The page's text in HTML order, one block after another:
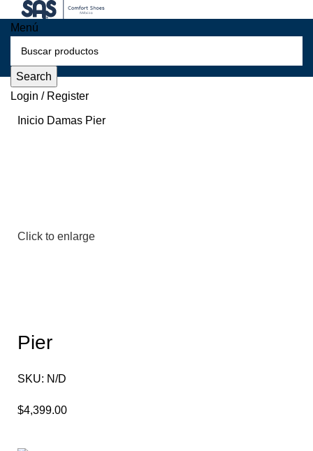
Menú
Search
Login / Register
Inicio Damas Pier
Click to enlarge
Pier
SKU: N/D
$4,399.00